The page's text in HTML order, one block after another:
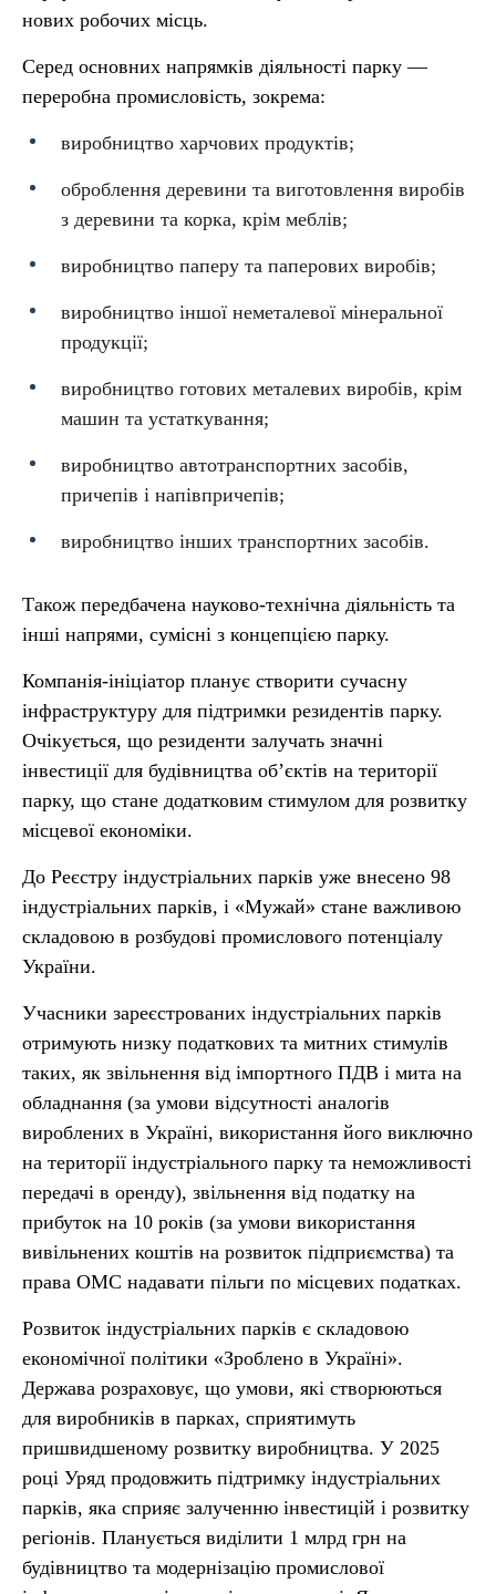
нових робочих місць.
Серед основних напрямків діяльності парку —
переробна промисловість, зокрема:
виробництво харчових продуктів;
оброблення деревини та виготовлення виробів
з деревини та корка, крім меблів;
виробництво паперу та паперових виробів;
виробництво іншої неметалевої мінеральної
продукції;
виробництво готових металевих виробів, крім
машин та устаткування;
виробництво автотранспортних засобів,
причепів і напівпричепів;
виробництво інших транспортних засобів.
Також передбачена науково-технічна діяльність та
інші напрями, сумісні з концепцією парку.
Компанія-ініціатор планує створити сучасну
інфраструктуру для підтримки резидентів парку.
Очікується, що резиденти залучать значні
інвестиції для будівництва об’єктів на території
парку, що стане додатковим стимулом для розвитку
місцевої економіки.
До Реєстру індустріальних парків уже внесено 98
індустріальних парків, і «Мужай» стане важливою
складовою в розбудові промислового потенціалу
України.
Учасники зареєстрованих індустріальних парків
отримують низку податкових та митних стимулів
таких, як звільнення від імпортного ПДВ і мита на
обладнання (за умови відсутності аналогів
вироблених в Україні, використання його виключно
на території індустріального парку та неможливості
передачі в оренду), звільнення від податку на
прибуток на 10 років (за умови використання
вивільнених коштів на розвиток підприємства) та
права ОМС надавати пільги по місцевих податках.
Розвиток індустріальних парків є складовою
економічної політики «Зроблено в Україні».
Держава розраховує, що умови, які створюються
для виробників в парках, сприятимуть
пришвидшеному розвитку виробництва. У 2025
році Уряд продовжить підтримку індустріальних
парків, яка сприяє залученню інвестицій і розвитку
регіонів. Планується виділити 1 млрд грн на
будівництво та модернізацію промислової